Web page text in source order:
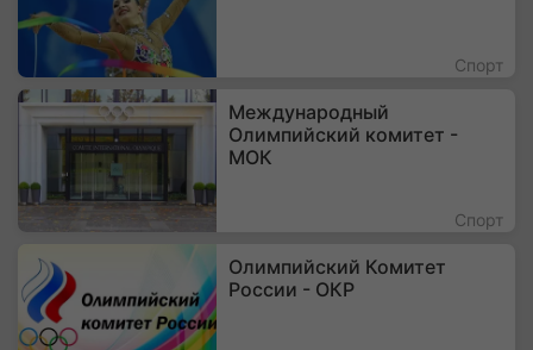
Спорт
Международный
Олимпийский комитет -
МОК
Спорт
Олимпийский Комитет
России - ОКР